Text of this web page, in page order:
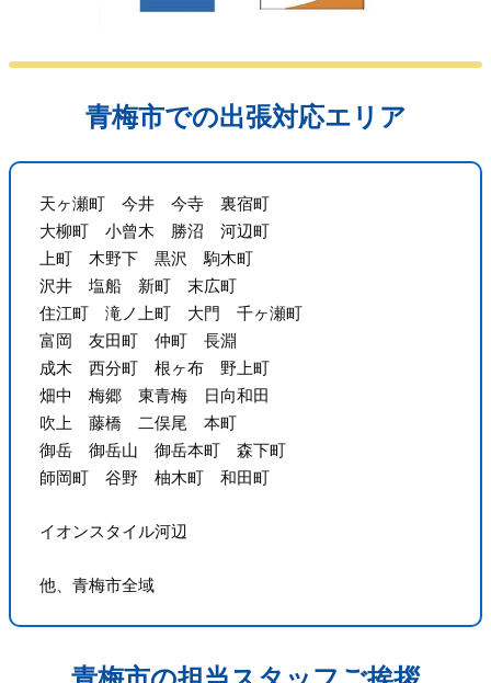
青梅市での出張対応エリア
天ヶ瀬町 今井 今寺 裏宿町
大柳町 小曾木 勝沼 河辺町
上町 木野下 黒沢 駒木町
沢井 塩船 新町 末広町
住江町 滝ノ上町 大門 千ヶ瀬町
富岡 友田町 仲町 長淵
成木 西分町 根ヶ布 野上町
畑中 梅郷 東青梅 日向和田
吹上 藤橋 二俣尾 本町
御岳 御岳山 御岳本町 森下町
師岡町 谷野 柚木町 和田町
イオンスタイル河辺
他、青梅市全域